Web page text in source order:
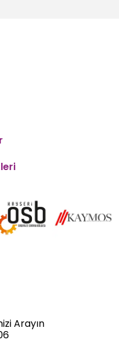
Arayın